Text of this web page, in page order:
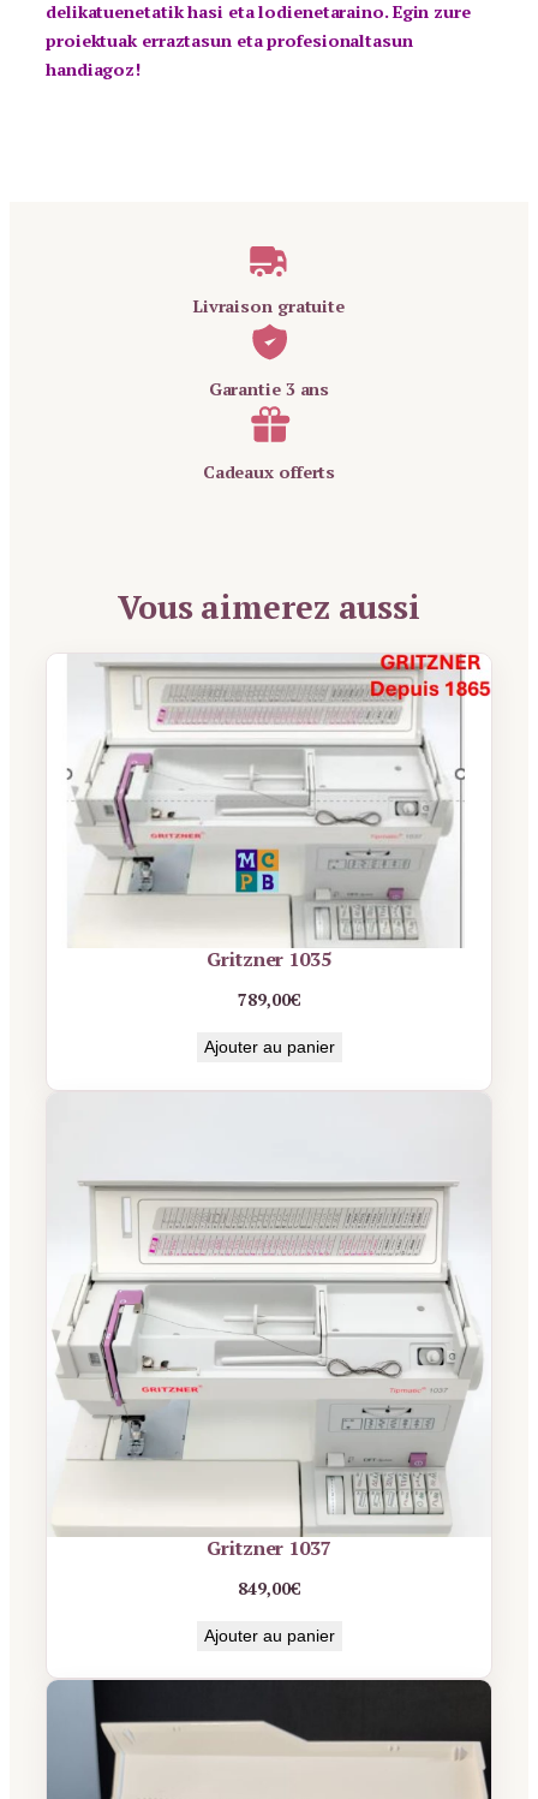
delikatuenetatik hasi eta lodienetaraino. Egin zure
proiektuak erraztasun eta profesionaltasun
handiagoz!
Livraison gratuite
Garantie 3 ans
Cadeaux offerts
Vous aimerez aussi
Gritzner 1035
789,00€
Ajouter au panier
Gritzner 1037
849,00€
Ajouter au panier